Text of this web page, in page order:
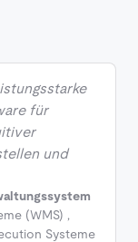
für
und
(WMS) ,
Systeme